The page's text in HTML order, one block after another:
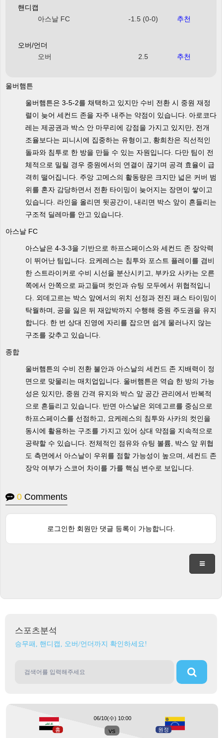
핸디캡
아스날 FC
-1.5 (0-0) 추천
오버/언더
오버
2.5 추천
울버햄튼
울버햄튼은 3-5-2를 채택하고 있지만 수비 전환 시 중원 재정
렬이 늦어 세컨드 존을 자주 내주는 약점이 있습니다. 아로코다
레는 제공권과 박스 안 마무리에 강점을 가지고 있지만, 전개
조율보다는 피니시에 집중하는 유형이고, 황희찬은 직선적인
돌파와 침투로 한 방을 만들 수 있는 자원입니다. 다만 팀이 전
체적으로 밀릴 경우 중원에서의 연결이 끊기며 공격 효율이 급
격히 떨어집니다. 주앙 고메스의 활동량은 크지만 넓은 커버 범
위를 혼자 감당하면서 전환 타이밍이 늦어지는 장면이 쌓이고
있습니다. 라인을 올리면 뒷공간이, 내리면 박스 앞이 흔들리는
구조적 딜레마를 안고 있습니다.
아스날 FC
아스날은 4-3-3을 기반으로 하프스페이스와 세컨드 존 장악력
이 뛰어난 팀입니다. 요케레스는 침투와 포스트 플레이를 겸비
한 스트라이커로 수비 시선을 분산시키고, 부카요 사카는 오른
쪽에서 안쪽으로 파고들며 컷인과 슈팅 모두에서 위협적입니
다. 외데고르는 박스 앞에서의 위치 선정과 전진 패스 타이밍이
탁월하며, 공을 잃은 뒤 재압박까지 수행해 중원 주도권을 유지
합니다. 한 번 상대 진영에 자리를 잡으면 쉽게 물러나지 않는
구조를 갖추고 있습니다.
종합
울버햄튼의 수비 전환 불안과 아스날의 세컨드 존 지배력이 정
면으로 맞물리는 매치업입니다. 울버햄튼은 역습 한 방의 가능
성은 있지만, 중원 간격 유지와 박스 앞 공간 관리에서 반복적
으로 흔들리고 있습니다. 반면 아스날은 외데고르를 중심으로
하프스페이스를 선점하고, 요케레스의 침투와 사카의 컷인을
동시에 활용하는 구조를 가지고 있어 상대 약점을 지속적으로
공략할 수 있습니다. 전체적인 점유와 슈팅 볼륨, 박스 앞 위협
도 측면에서 아스날이 우위를 점할 가능성이 높으며, 세컨드 존
장악 여부가 스코어 차이를 가를 핵심 변수로 보입니다.
0 Comments
로그인한 회원만 댓글 등록이 가능합니다.
스포츠분석
승무패, 핸디캡, 오버/언더까지 확인하세요!
홈 vs 원정
06/10(수) 10:00